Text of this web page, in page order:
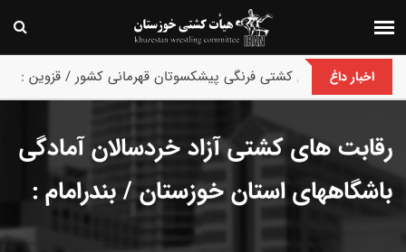
اخبار داغ
پایان رقابت های کشتی فرنگی پیشکسوتان قهرمانی کشور / قزوین :
رقابت های کشتی آزاد خردسالان آمادگی
باشگاههای استان خوزستان / بندرامام :